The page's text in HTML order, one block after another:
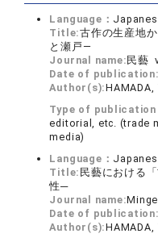
Language：
Title:古作の生産地
と瀬戸—
Journal name: 民藝
Date of publication:
Author(s):HAMADA,
Type of publication
editorial, etc. (trade
media)
Language：
Title: 民藝における
性─
Journal name:
Date of publication:
Author(s):HAMADA,